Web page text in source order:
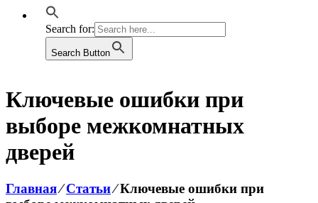
Search for:
Search Button
Ключевые ошибки при
выборе межкомнатных
дверей
Главная⁄Статьи⁄Ключевые ошибки при